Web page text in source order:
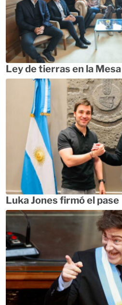
Ley de tierras en la
Luka Jones firmó el pase